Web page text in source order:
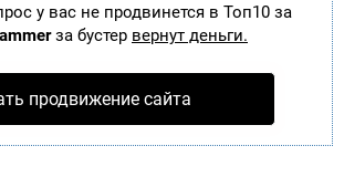
у вас не продвинется в Топ10 за
за бустер вернут деньги.
продвижение сайта